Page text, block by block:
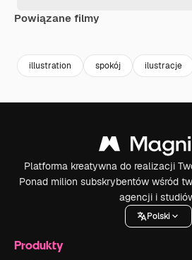
Powiązane filmy
illustration spokój ilustracje
Platforma kreatywna do realizacji
Ponad milion subskrybentów wśród
agencji i
Polski
Produkty